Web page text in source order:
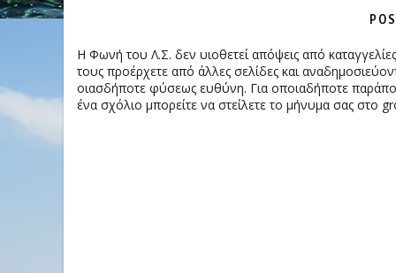
Η Φωνή του Λ.Σ. δεν υιοθετεί απόψεις από
τους προέρχετε από άλλες σελίδες και
οιασδήποτε φύσεως ευθύνη. Για οποιαδήποτε
ένα σχόλιο μπορείτε να στείλετε το μήνυμα σας στο